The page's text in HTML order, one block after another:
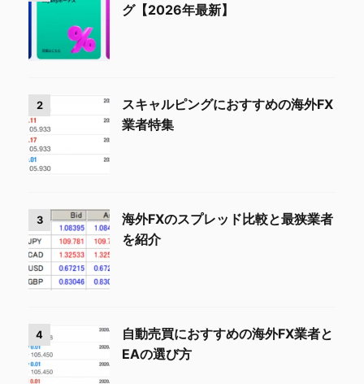
グ【2026年最新】
2
スキャルピングにおすすめの海外FX
業者特集
3
海外FXのスプレッド比較と最狭業者
を紹介
4
自動売買におすすめの海外FX業者と
EAの選び方